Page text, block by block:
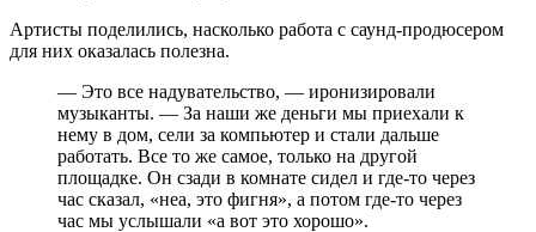
Артисты поделились, насколько работа с саунд-продюсером
для них оказалась полезна.
— Это все надувательство, — иронизировали
музыканты. — За наши же деньги мы приехали к
нему в дом, сели за компьютер и стали дальше
работать. Все то же самое, только на другой
площадке. Он сзади в комнате сидел и где-то через
час сказал, «неа, это фигня», а потом где-то через
час мы услышали «а вот это хорошо».